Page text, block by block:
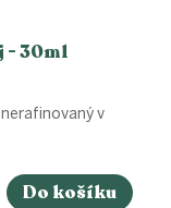
- 30ml
Do košíku
v